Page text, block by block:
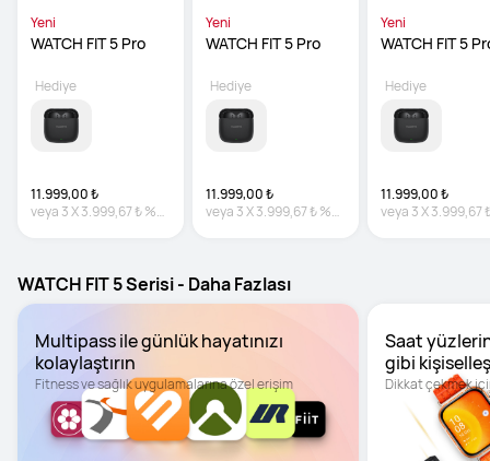
Yeni
WATCH FIT 5 Pro
11.999,00 ₺
veya 3X3.999,67 ₺%0
Hediye
Yeni
WATCH FIT 5 Pro
11.999,00 ₺
veya 3X3.999,67 ₺%0
Hediye
Yeni
WATCH FIT 5
11.999,00 ₺
veya 3X3.999,67
Hediye
WATCH FIT 5 Serisi - Daha Fazlası
Multipass ile günlük hayatınızı
kolaylaştırın
Fitness ve sağlık uygulamalarına özel erişim
Saat
gibi
Dikkat çekmek